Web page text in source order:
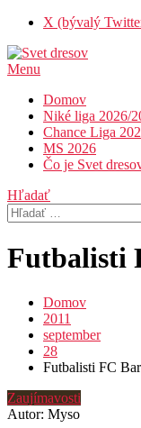
Skip
Content
X (bývalý
Menu
Domov
Niké liga 2026/
Chance Liga
MS 2026
Čo je Svet
Hľadať
Hľadať:
Futbalisti
Domov
2011
september
28
Futbalisti FC
Zaujímavosti
Autor: Myso